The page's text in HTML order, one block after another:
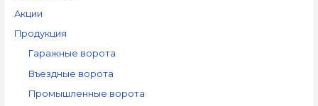
Акции
Продукция
Гаражные ворота
Въездные ворота
Промышленные ворота